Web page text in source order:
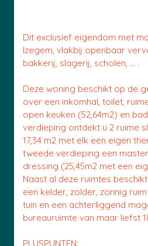
Dit exclusief eigendom met
Izegem, vlakbij openbaar
bakkerij, slagerij, scholen, ... .
Deze woning beschikt op de
over een inkomhal, toilet,
open keuken (52,64m2) en
verdieping ontdekt u 2 ruime
17,34 m2 met elk een eigen
tweede verdieping een
dressing (25,45m2 met een
Naast al deze ruimtes
een kelder, zolder, zonnig
tuin en een achterliggend
bureauruimte van maar liefst
PLUSPUNTEN: